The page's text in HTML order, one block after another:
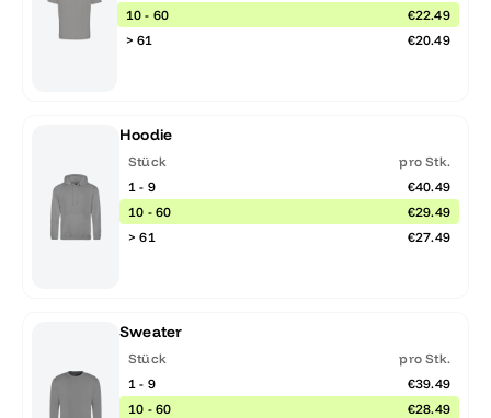
10 - 60
€22.49
> 61
€20.49
Hoodie
Stück
pro Stk.
1 - 9
€40.49
10 - 60
€29.49
> 61
€27.49
Sweater
Stück
pro Stk.
1 - 9
€39.49
10 - 60
€28.49